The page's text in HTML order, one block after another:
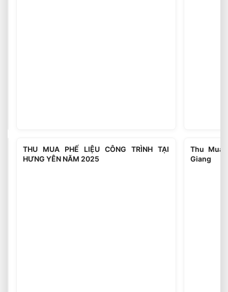
Giá
Phế
THU MUA PHẾ LIỆU CÔNG TRÌNH TẠI
HƯNG YÊN NĂM 2025
Thu Mua
Giang